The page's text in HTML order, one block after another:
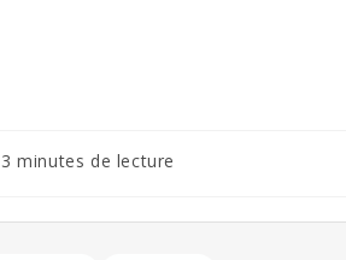
3 minutes de lecture